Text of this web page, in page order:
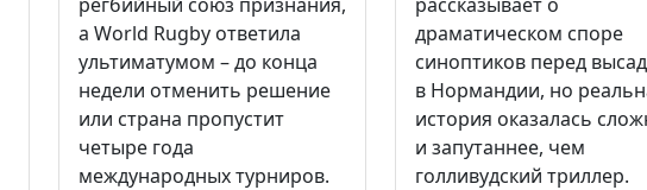
а World Rugby ответила
ультиматумом – до конца
недели отменить решение
или страна пропустит
четыре года
международных турниров.
драматическом споре
синоптиков перед
в Нормандии, но
история оказалась
и запутаннее, чем
голливудский триллер.